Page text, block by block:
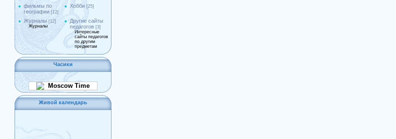
фильмы по
географии [12]
Хобби [25]
Журналы [12]
Журналы
Другие сайты
педагогов [3]
Интересные
сайты педагогов
по другим
предметам
Часики
Moscow Time
Живой календарь